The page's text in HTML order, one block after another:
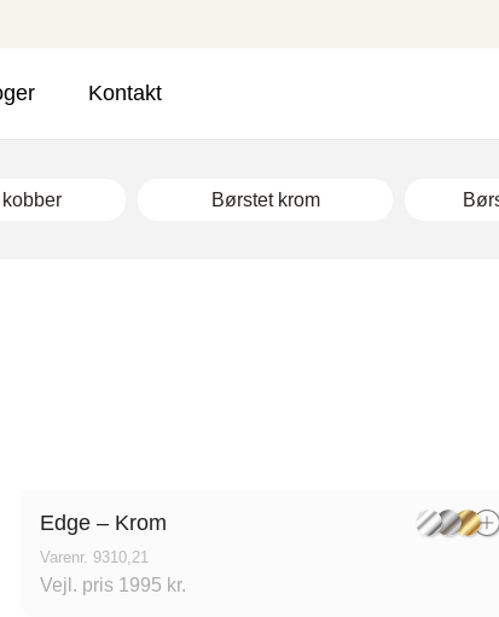
Kontakt
Børstet krom
Edge – Krom
Varenr. 9310,21
Vejl. pris 1995 kr.